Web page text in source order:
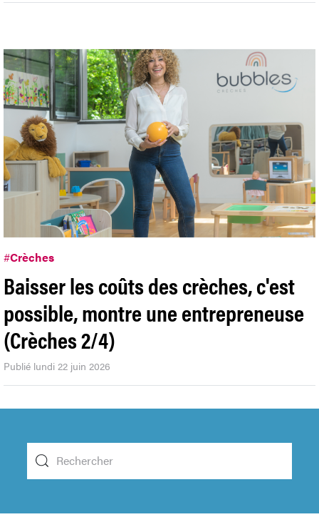
#Crèches
Baisser les coûts des crèches, c'est
possible, montre une entrepreneuse
(Crèches 2/4)
Publié lundi 22 juin 2026